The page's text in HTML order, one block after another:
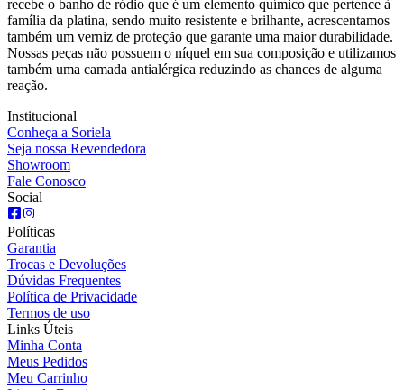
recebe o banho de ródio que é um elemento químico que pertence à
família da platina, sendo muito resistente e brilhante, acrescentamos
também um verniz de proteção que garante uma maior durabilidade.
Nossas peças não possuem o níquel em sua composição e utilizamos
também uma camada antialérgica reduzindo as chances de alguma
reação.
Institucional
Conheça a Soriela
Seja nossa Revendedora
Showroom
Fale Conosco
Social
Políticas
Garantia
Trocas e Devoluções
Dúvidas Frequentes
Política de Privacidade
Termos de uso
Links Úteis
Minha Conta
Meus Pedidos
Meu Carrinho